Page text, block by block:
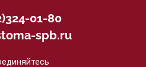
01-80
spb.ru